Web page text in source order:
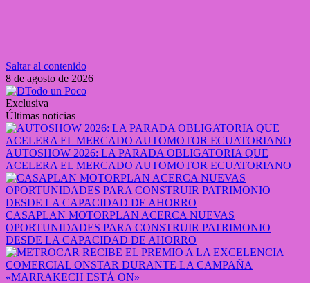
Saltar al contenido
8 de agosto de 2026
Exclusiva
Últimas noticias
AUTOSHOW 2026: LA PARADA OBLIGATORIA QUE
ACELERA EL MERCADO AUTOMOTOR ECUATORIANO
CASAPLAN MOTORPLAN ACERCA NUEVAS
OPORTUNIDADES PARA CONSTRUIR PATRIMONIO
DESDE LA CAPACIDAD DE AHORRO